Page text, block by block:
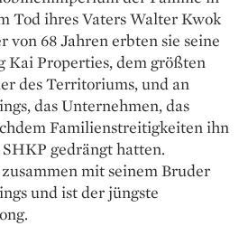
Tod ihres Vaters Walter Kwok
von 68 Jahren erbten sie seine
Kai Properties, dem größten
des Territoriums, und an
das Unternehmen, das
Familienstreitigkeiten ihn
gedrängt hatten.
mit seinem Bruder
und ist der jüngste